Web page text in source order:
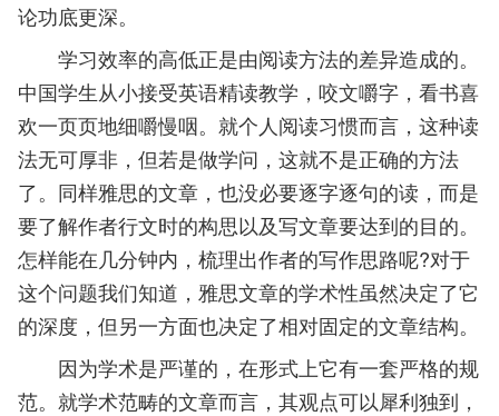
论功底更深。
学习效率的高低正是由阅读方法的差异造成的。
中国学生从小接受英语精读教学，咬文嚼字，看书喜
欢一页页地细嚼慢咽。就个人阅读习惯而言，这种读
法无可厚非，但若是做学问，这就不是正确的方法
了。同样雅思的文章，也没必要逐字逐句的读，而是
要了解作者行文时的构思以及写文章要达到的目的。
怎样能在几分钟内，梳理出作者的写作思路呢?对于
这个问题我们知道，雅思文章的学术性虽然决定了它
的深度，但另一方面也决定了相对固定的文章结构。
因为学术是严谨的，在形式上它有一套严格的规
范。就学术范畴的文章而言，其观点可以犀利独到，